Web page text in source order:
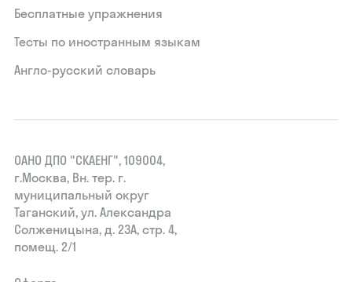
Бесплатные упражнения
Тесты по иностранным языкам
Англо-русский словарь
ОАНО ДПО "СКАЕНГ", 109004,
г.Москва, Вн. тер. г.
муниципальный округ
Таганский, ул. Александра
Солженицына, д. 23А, стр. 4,
помещ. 2/1